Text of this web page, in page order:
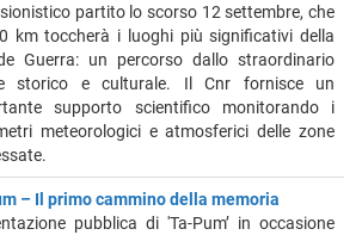
partito lo scorso 12 settembre, che
km toccherà i luoghi più significativi della
Guerra: un percorso dallo straordinario
storico e culturale. Il Cnr fornisce un
supporto scientifico monitorando i
meteorologici e atmosferici delle zone
– Il primo cammino della memoria
pubblica di 'Ta-Pum’ in occasione